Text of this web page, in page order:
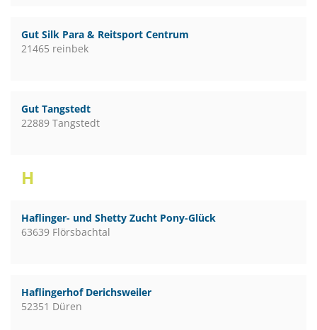
Gut Silk Para & Reitsport Centrum
21465 reinbek
Gut Tangstedt
22889 Tangstedt
H
Haflinger- und Shetty Zucht Pony-Glück
63639 Flörsbachtal
Haflingerhof Derichsweiler
52351 Düren